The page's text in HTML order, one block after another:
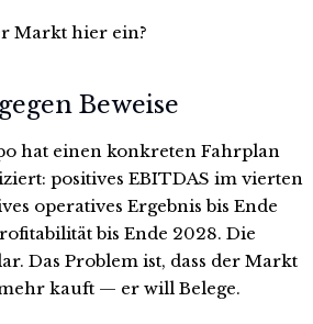
Markt hier ein?
Beweise
hat einen konkreten Fahrplan
positives EBITDAS im vierten
operatives Ergebnis bis Ende
bis Ende 2028. Die
Das Problem ist, dass der Markt
kauft — er will Belege.